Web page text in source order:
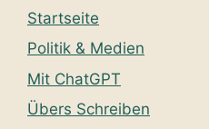
Startseite
Politik & Medien
Mit ChatGPT
Übers Schreiben